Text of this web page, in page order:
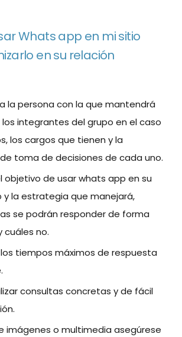
Whats app en mi sitio
en su relación
la persona con la que mantendrá
integrantes del grupo en el caso
los cargos que tienen y la
toma de decisiones de cada uno.
objetivo de usar whats app en su
y la estrategia que manejará,
se podrán responder de forma
cuáles no.
tiempos máximos de respuesta
consultas concretas y de fácil
imágenes o multimedia asegúrese